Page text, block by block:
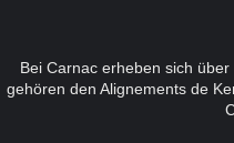
Bei Carnac erheben sich
gehören den Alignements de